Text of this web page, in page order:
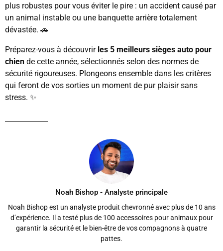
plus robustes pour vous éviter le pire : un accident causé par
un animal instable ou une banquette arrière totalement
dévastée. 🚗
Préparez-vous à découvrir les 5 meilleurs sièges auto pour
chien de cette année, sélectionnés selon des normes de
sécurité rigoureuses. Plongeons ensemble dans les critères
qui feront de vos sorties un moment de pur plaisir sans
stress. ✨
Noah Bishop - Analyste principale
Noah Bishop est un analyste produit chevronné avec plus de 10 ans
d’expérience. Il a testé plus de 100 accessoires pour animaux pour
garantir la sécurité et le bien-être de vos compagnons à quatre
pattes.